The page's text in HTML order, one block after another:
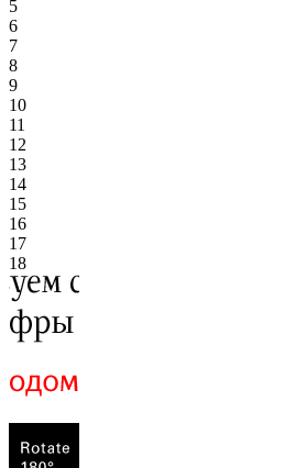
5
6
7
8
9
10
11
12
13
14
15
16
17
18